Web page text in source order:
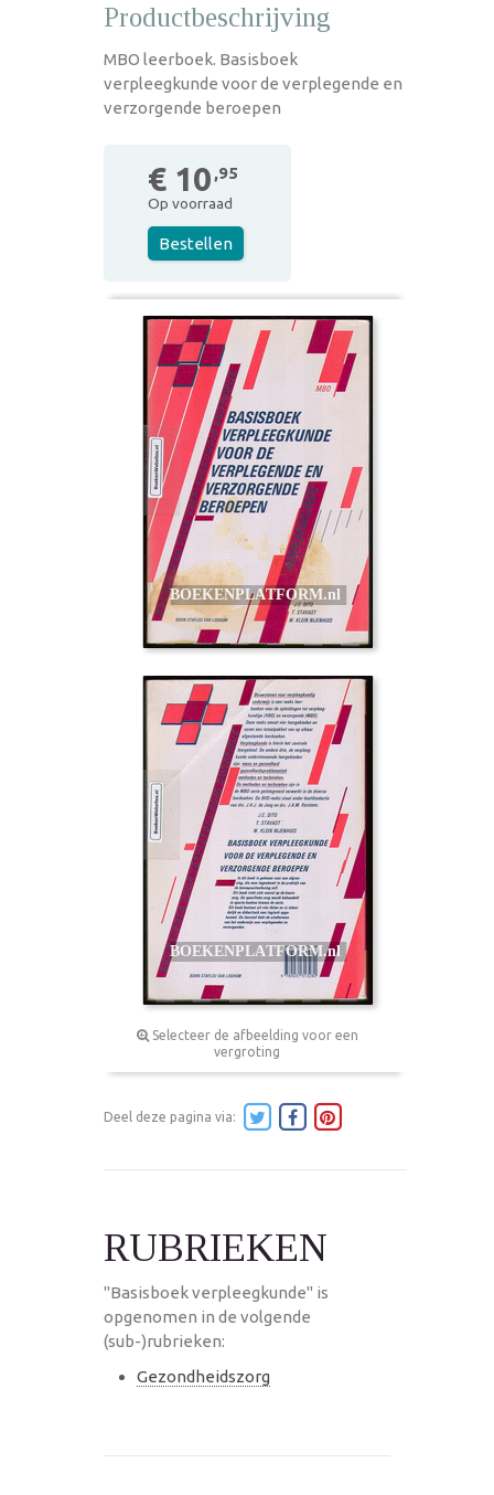
Productbeschrijving
MBO leerboek. Basisboek
verpleegkunde voor de verplegende en
verzorgende beroepen
€ 10 ,95
Op voorraad
Bestellen
Selecteer de afbeelding voor een
vergroting
Deel deze pagina via:
RUBRIEKEN
"Basisboek verpleegkunde" is
opgenomen in de volgende
(sub-)rubrieken:
Gezondheidszorg